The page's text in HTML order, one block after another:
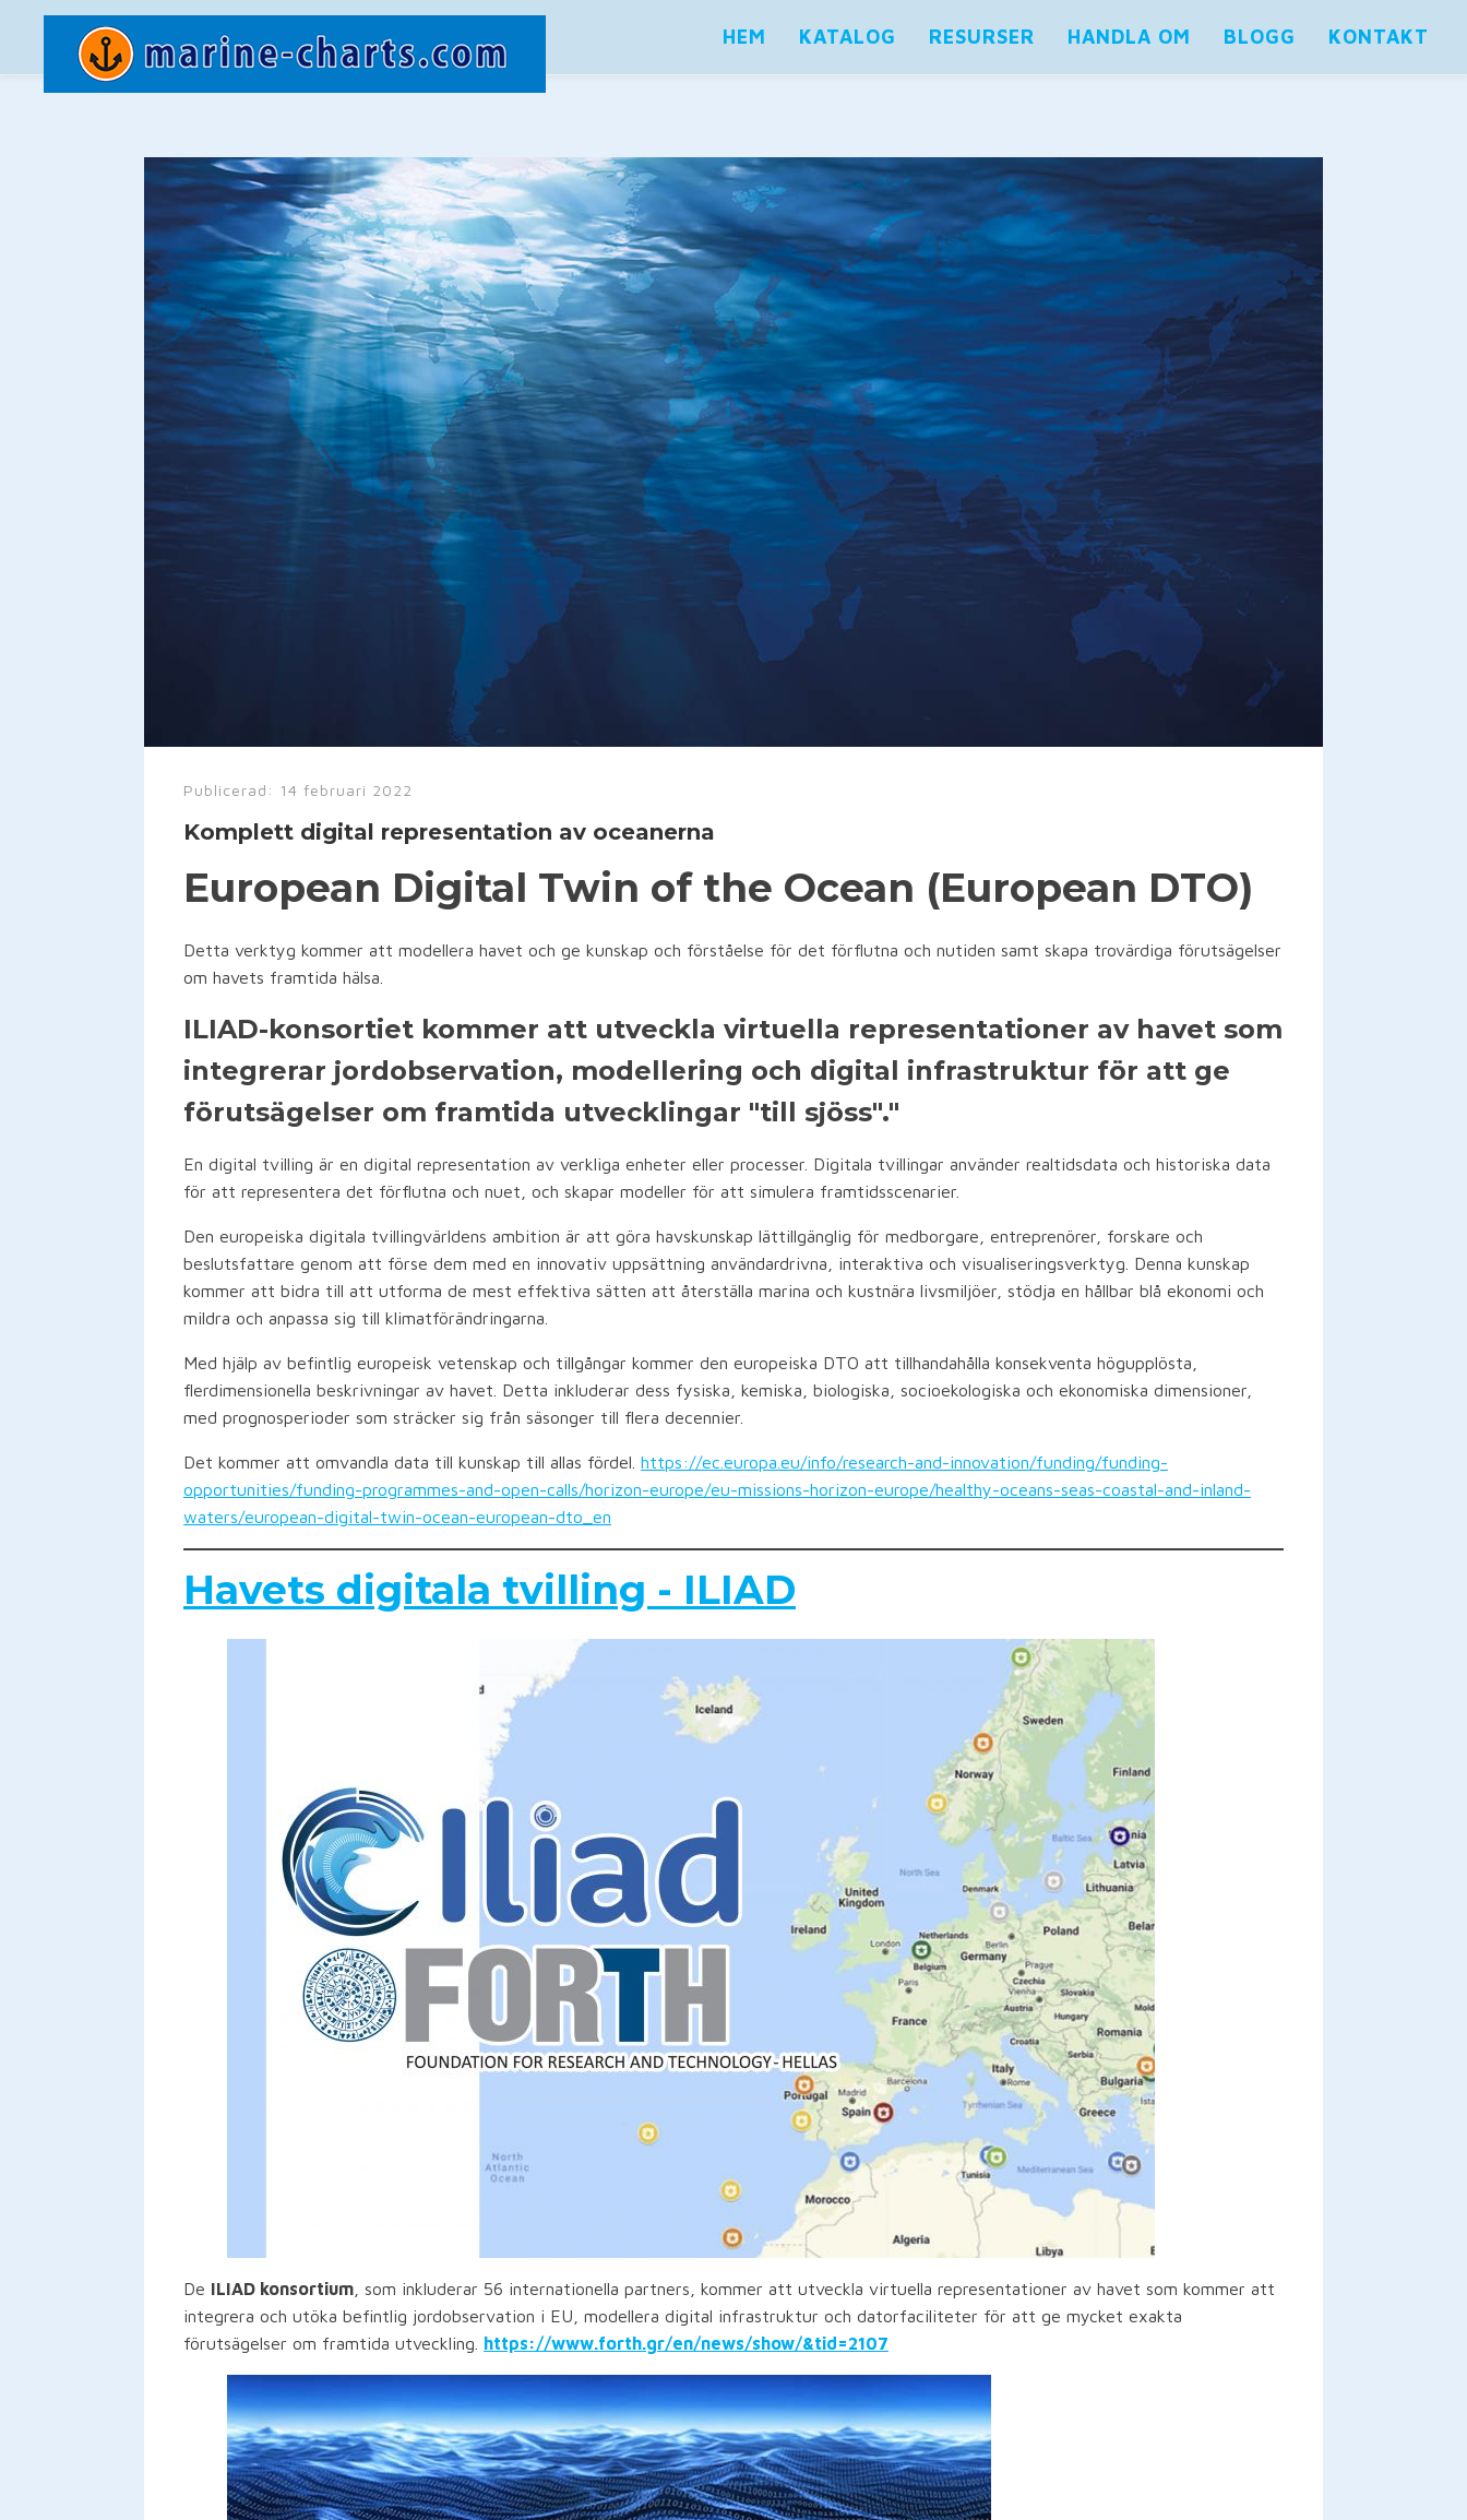
HEM KATALOG RESURSER HANDLA OM BLOGG KONTAKT
Publicerad: 14 februari 2022
Komplett digital representation av oceanerna
European Digital Twin of the Ocean (European DTO)
Detta verktyg kommer att modellera havet och ge kunskap och förståelse för det förflutna och nutiden samt skapa trovärdiga förutsägelser
om havets framtida hälsa.
ILIAD-konsortiet kommer att utveckla virtuella representationer av havet som
integrerar jordobservation, modellering och digital infrastruktur för att ge
förutsägelser om framtida utvecklingar "till sjöss"."
En digital tvilling är en digital representation av verkliga enheter eller processer. Digitala tvillingar använder realtidsdata och historiska data
för att representera det förflutna och nuet, och skapar modeller för att simulera framtidsscenarier.
Den europeiska digitala tvillingvärldens ambition är att göra havskunskap lättillgänglig för medborgare, entreprenörer, forskare och
beslutsfattare genom att förse dem med en innovativ uppsättning användardrivna, interaktiva och visualiseringsverktyg. Denna kunskap
kommer att bidra till att utforma de mest effektiva sätten att återställa marina och kustnära livsmiljöer, stödja en hållbar blå ekonomi och
mildra och anpassa sig till klimatförändringarna.
Med hjälp av befintlig europeisk vetenskap och tillgångar kommer den europeiska DTO att tillhandahålla konsekventa högupplösta,
flerdimensionella beskrivningar av havet. Detta inkluderar dess fysiska, kemiska, biologiska, socioekologiska och ekonomiska dimensioner,
med prognosperioder som sträcker sig från säsonger till flera decennier.
Det kommer att omvandla data till kunskap till allas fördel. https://ec.europa.eu/info/research-and-innovation/funding/funding-
opportunities/funding-programmes-and-open-calls/horizon-europe/eu-missions-horizon-europe/healthy-oceans-seas-coastal-and-inland-
waters/european-digital-twin-ocean-european-dto_en
Havets digitala tvilling - ILIAD
De ILIAD konsortium , som inkluderar 56 internationella partners, kommer att utveckla virtuella representationer av havet som kommer att
integrera och utöka befintlig jordobservation i EU, modellera digital infrastruktur och datorfaciliteter för att ge mycket exakta
förutsägelser om framtida utveckling. https://www.forth.gr/en/news/show/&tid=2107